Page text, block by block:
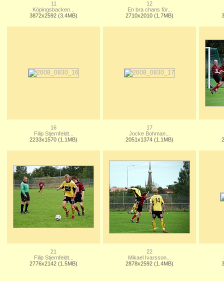
11
Köpingsbacken...
3872x2592 (3.4MB)
12
En bra chans för...
2710x2010 (1.7MB)
16
Filip Stjernfeldt...
2233x1570 (1.1MB)
17
Jocke Bohman...
2051x1374 (1.1MB)
21
Filip Stjernfeldt...
2776x2142 (1.5MB)
22
Mikael Ivarsson...
2878x2592 (1.4MB)